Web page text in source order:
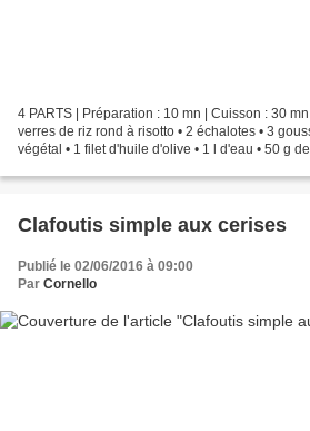
4 PARTS | Préparation : 10 mn | Cuisson : 30
verres de riz rond à risotto • 2 échalotes • 3
végétal • 1 filet d'huile d'olive • 1 l d'eau • 50 g
Clafoutis simple aux cerises
Publié le 02/06/2016 à 09:00
Par Cornello